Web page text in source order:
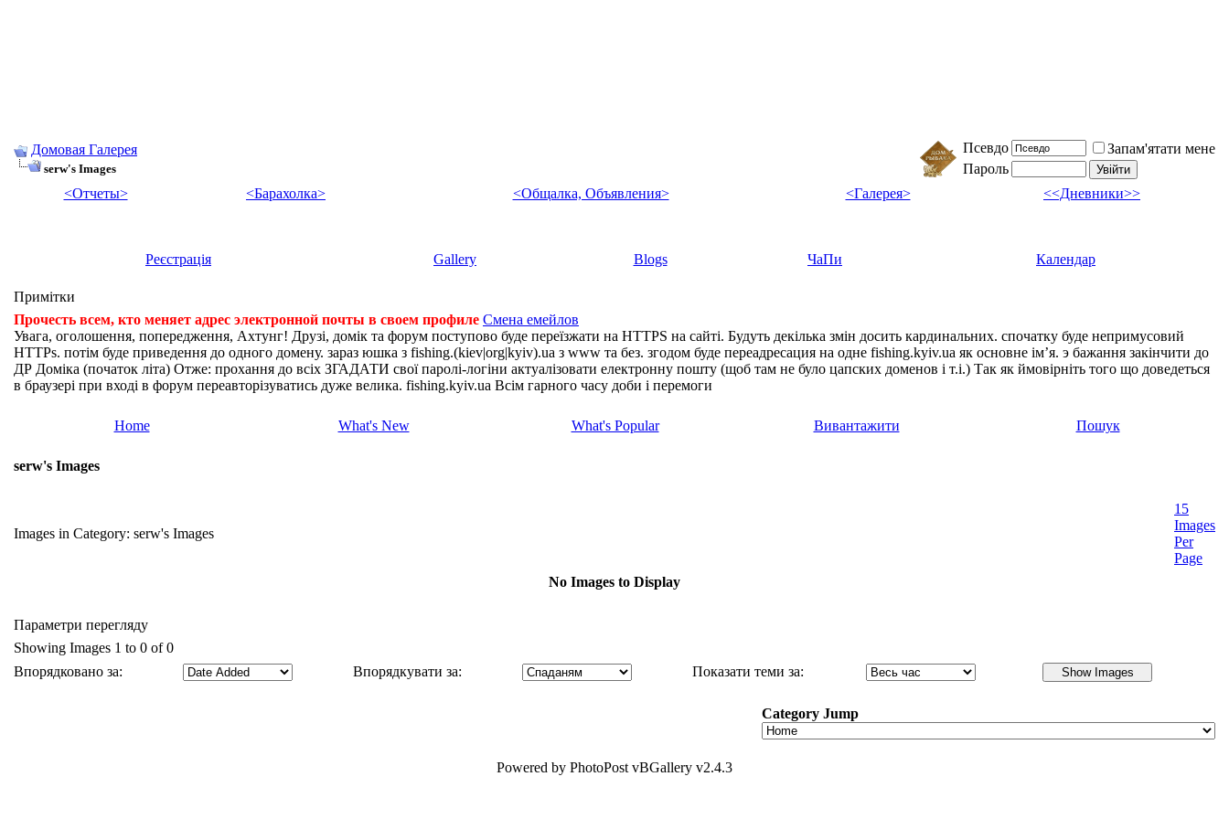
Домовая Галерея
serw's Images
Псевдо
Запам'ятати мене
Пароль
<Отчеты>
<Барахолка> <Общалка, Объявления> <Галерея> <<Дневники>>
Реєстрація Gallery Blogs ЧаПи Календар
Примітки
Прочесть всем, кто меняет адрес электронной почты в своем профиле Смена емейлов
Увага, оголошення, попередження, Ахтунг! Друзі, домік та форум поступово буде переїзжати на HTTPS на сайті. Будуть декілька змін досить кардинальних. спочатку буде непримусовий
HTTPs. потім буде приведення до одного домену. зараз юшка з fishing.(kiev|org|kyiv).ua з www та без. згодом буде переадресация на одне fishing.kyiv.ua як основне імʼя. э бажання закінчити до
ДР Доміка (початок літа) Отже: прохання до всіх ЗГАДАТИ свої паролі-логіни актуалізовати електронну пошту (щоб там не було цапских доменов і т.і.) Так як ймовірніть того що доведеться
в браузері при вході в форум переавторізуватись дуже велика. fishing.kyiv.ua Всім гарного часу доби і перемоги
Home What's New What's Popular Вивантажити Пошук
serw's Images
Images in Category: serw's Images
15
Images
Per
Page
No Images to Display
Параметри перегляду
Showing Images 1 to 0 of 0
Впорядковано за:
Впорядкувати за: Показати теми за:
Category Jump
Powered by PhotoPost vBGallery v2.4.3